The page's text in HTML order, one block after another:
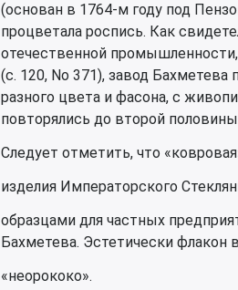
(основан в 1764-м году под
процветала роспись. Как
отечественной
(с. 120, No 371), завод Бахметева
разного цвета и фасона, с
повторялись до второй
Следует отметить, что
изделия Императорского
образцами для частных
Бахметева. Эстетически флакон
«неорококо».